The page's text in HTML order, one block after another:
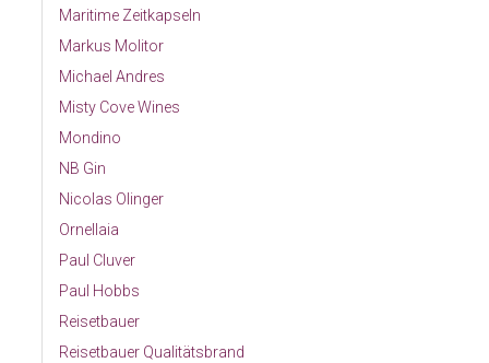
Maritime Zeitkapseln
Markus Molitor
Michael Andres
Misty Cove Wines
Mondino
NB Gin
Nicolas Olinger
Ornellaia
Paul Cluver
Paul Hobbs
Reisetbauer
Reisetbauer Qualitätsbrand